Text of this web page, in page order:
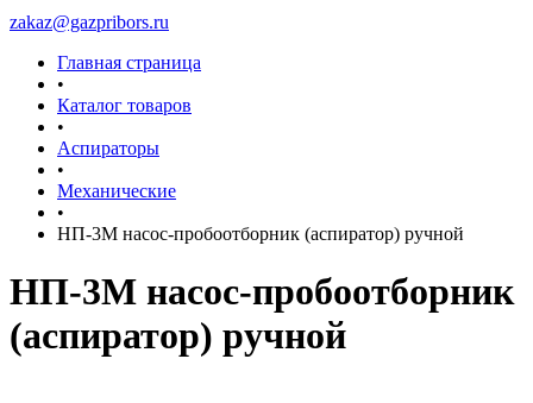
zakaz@gazpribors.ru
Главная страница
•
Каталог товаров
•
Аспираторы
•
Механические
•
НП-3М насос-пробоотборник (аспиратор) ручной
НП-3М насос-пробоотборник
(аспиратор) ручной